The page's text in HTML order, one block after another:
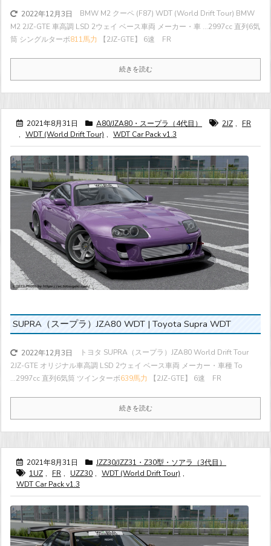
2022年12月3日
BMW M2 クーペ (F87) WDT (World Drift Tour) BMW
M2 2JZ-GTE 車高調 LSD 2ウェイ ベース車両 メーカー・車 ...2997cc 直列6気
筒 シングルターボ811馬力 【2JZ-GTE】 6速 FR
続きを読む
2021年8月31日 A80/JZA80・スープラ（4代目） 2JZ ,
FR
, WDT (World Drift Tour) , WDT Car Pack v1.3
SUPRA（スープラ）JZA80 WDT | Toyota Supra WDT
2022年12月3日
トヨタ SUPRA（スープラ）JZA80 World Drift Tour
2JZ-GTE オリジナル車高調 LSD 2ウェイ ベース車両 メーカー・車種 To
...2997cc 直列6気筒 ツインターボ639馬力 【2JZ-GTE】 6速 FR
続きを読む
2021年8月31日
JZZ30/JZZ31・Z30型・ソアラ（3代目）
1UZ , FR , UZZ30 , WDT (World Drift Tour) ,
WDT Car Pack v1.3